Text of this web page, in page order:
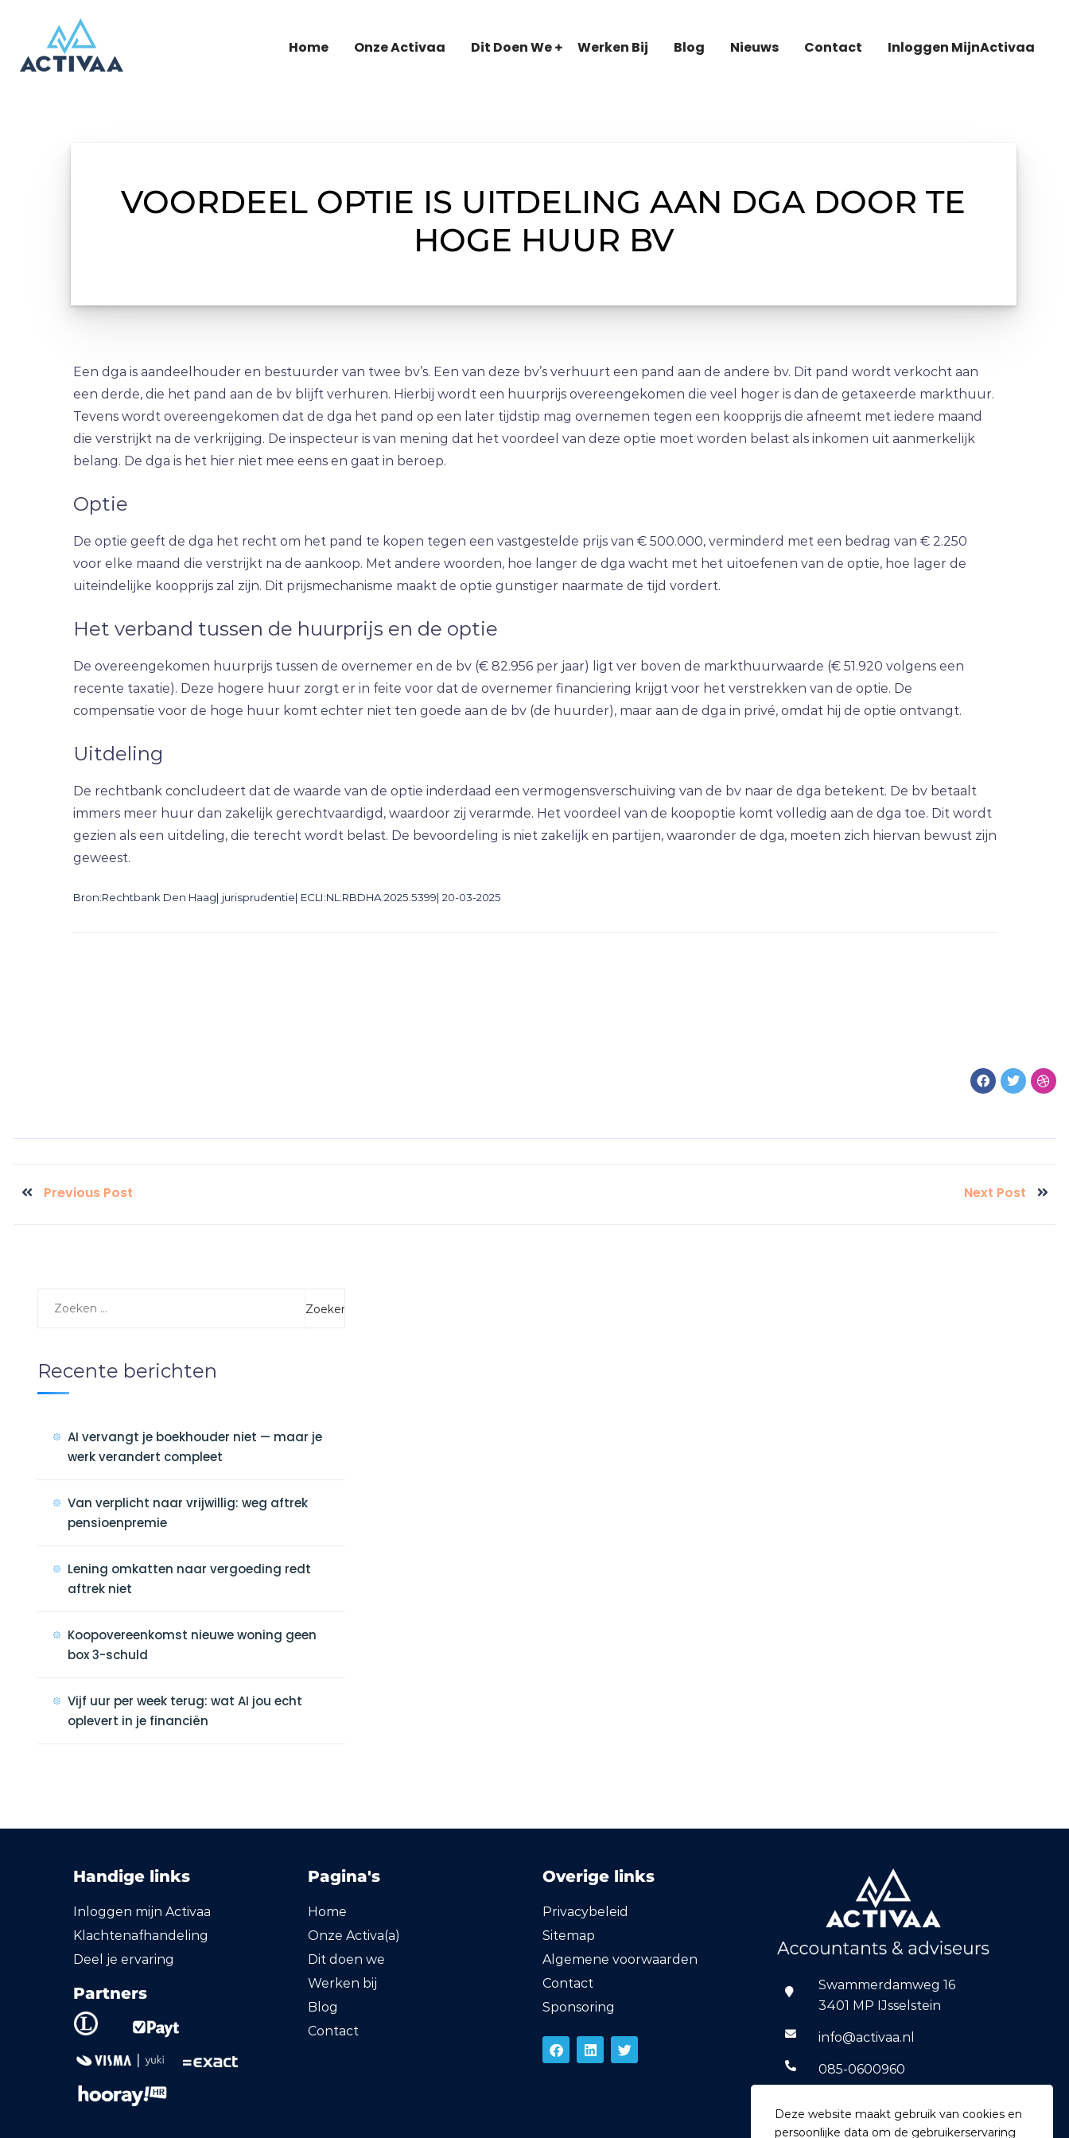
Home Onze Activaa Dit Doen We Werken Bij Blog Nieuws Contact Inloggen MijnActivaa
VOORDEEL OPTIE IS UITDELING AAN DGA DOOR TE
HOGE HUUR BV
Een dga is aandeelhouder en bestuurder van twee bv’s. Een van deze bv’s verhuurt een pand aan de andere bv. Dit pand wordt verkocht aan
een derde, die het pand aan de bv blijft verhuren. Hierbij wordt een huurprijs overeengekomen die veel hoger is dan de getaxeerde markthuur.
Tevens wordt overeengekomen dat de dga het pand op een later tijdstip mag overnemen tegen een koopprijs die afneemt met iedere maand
die verstrijkt na de verkrijging. De inspecteur is van mening dat het voordeel van deze optie moet worden belast als inkomen uit aanmerkelijk
belang. De dga is het hier niet mee eens en gaat in beroep.
Optie
De optie geeft de dga het recht om het pand te kopen tegen een vastgestelde prijs van € 500.000, verminderd met een bedrag van € 2.250
voor elke maand die verstrijkt na de aankoop. Met andere woorden, hoe langer de dga wacht met het uitoefenen van de optie, hoe lager de
uiteindelijke koopprijs zal zijn. Dit prijsmechanisme maakt de optie gunstiger naarmate de tijd vordert.
Het verband tussen de huurprijs en de optie
De overeengekomen huurprijs tussen de overnemer en de bv (€ 82.956 per jaar) ligt ver boven de markthuurwaarde (€ 51.920 volgens een
recente taxatie). Deze hogere huur zorgt er in feite voor dat de overnemer financiering krijgt voor het verstrekken van de optie. De
compensatie voor de hoge huur komt echter niet ten goede aan de bv (de huurder), maar aan de dga in privé, omdat hij de optie ontvangt.
Uitdeling
De rechtbank concludeert dat de waarde van de optie inderdaad een vermogensverschuiving van de bv naar de dga betekent. De bv betaalt
immers meer huur dan zakelijk gerechtvaardigd, waardoor zij verarmde. Het voordeel van de koopoptie komt volledig aan de dga toe. Dit wordt
gezien als een uitdeling, die terecht wordt belast. De bevoordeling is niet zakelijk en partijen, waaronder de dga, moeten zich hiervan bewust zijn
geweest.
Bron:Rechtbank Den Haag| jurisprudentie| ECLI:NL:RBDHA:2025:5399| 20-03-2025
Previous Post Next Post
Recente berichten
AI vervangt je boekhouder niet — maar je
werk verandert compleet
Van verplicht naar vrijwillig: weg aftrek
pensioenpremie
Lening omkatten naar vergoeding redt
aftrek niet
Koopovereenkomst nieuwe woning geen
box 3-schuld
Vijf uur per week terug: wat AI jou echt
oplevert in je financiën
Handige links
Inloggen mijn Activaa
Klachtenafhandeling
Deel je ervaring
Partners
Pagina's
Home
Onze Activa(a)
Dit doen we
Werken bij
Blog
Contact
Overige links
Privacybeleid
Sitemap
Algemene voorwaarden
Contact
Sponsoring
Swammerdamweg 16
3401 MP IJsselstein
info@activaa.nl
085-0600960
Deze website maakt gebruik van cookies en
persoonlijke data om de gebruikerservaring